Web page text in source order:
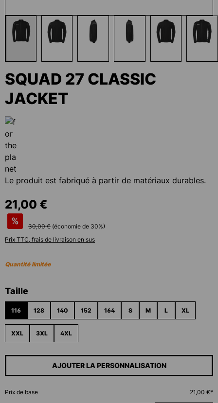
SQUAD 27 CLASSIC
JACKET
Le produit est fabriqué à partir de matériaux durables.
21,00 €
%
30,00 € (économie de 30%)
Prix TTC, frais de livraison en sus
Quantité limitée
Sélectionnez
Taille
116 128 140 152 164 S M L XL
XXL 3XL 4XL
AJOUTER LA PERSONNALISATION
Prix de base 21,00 €*